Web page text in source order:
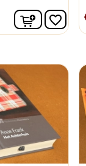
Infavorite_border